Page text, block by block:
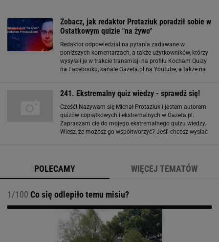
Zobacz, jak redaktor Protaziuk poradził sobie w
Ostatkowym quizie "na żywo"
Redaktor odpowiedział na pytania zadawane w
poniższych komentarzach, a także użytkowników, którzy
wysyłali je w trakcie transmisji na profilu Kocham Quizy
na Facebooku, kanale Gazeta.pl na Youtube, a także na
241. Ekstremalny quiz wiedzy - sprawdź się!
Cześć! Nazywam się Michał Protaziuk i jestem autorem
quizów copiątkowych i ekstremalnych w Gazeta.pl.
Zapraszam cię do mojego ekstremalnego quizu wiedzy.
Wiesz, że możesz go współtworzyć? Jeśli chcesz wysłać
POLECAMY WIĘCEJ TEMATÓW
1/100 Co się odlepiło temu misiu?